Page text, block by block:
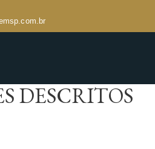
DESCRITOS